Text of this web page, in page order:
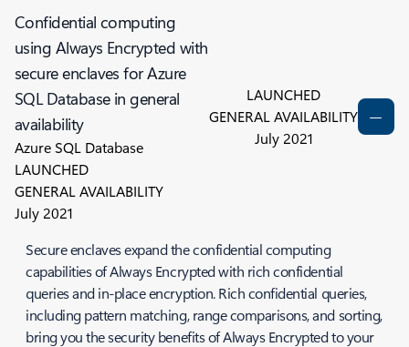
Confidential computing
using Always Encrypted with
secure enclaves for Azure
SQL Database in general
availability
Azure SQL Database
LAUNCHED
GENERAL AVAILABILITY
July 2021
LAUNCHED
GENERAL AVAILABILITY
July 2021
Secure enclaves expand the confidential computing
capabilities of Always Encrypted with rich confidential
queries and in-place encryption. Rich confidential queries,
including pattern matching, range comparisons, and sorting,
bring you the security benefits of Always Encrypted to your